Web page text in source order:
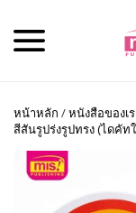
หน้าหลัก /หนังสือของเ
สีสันรูปร่งรูปทรง (ไดคัท